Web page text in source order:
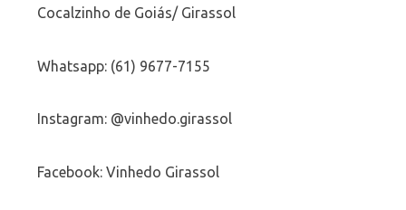
Cocalzinho de Goiás/ Girassol
Whatsapp: (61) 9677-7155
Instagram: @vinhedo.girassol
Facebook: Vinhedo Girassol